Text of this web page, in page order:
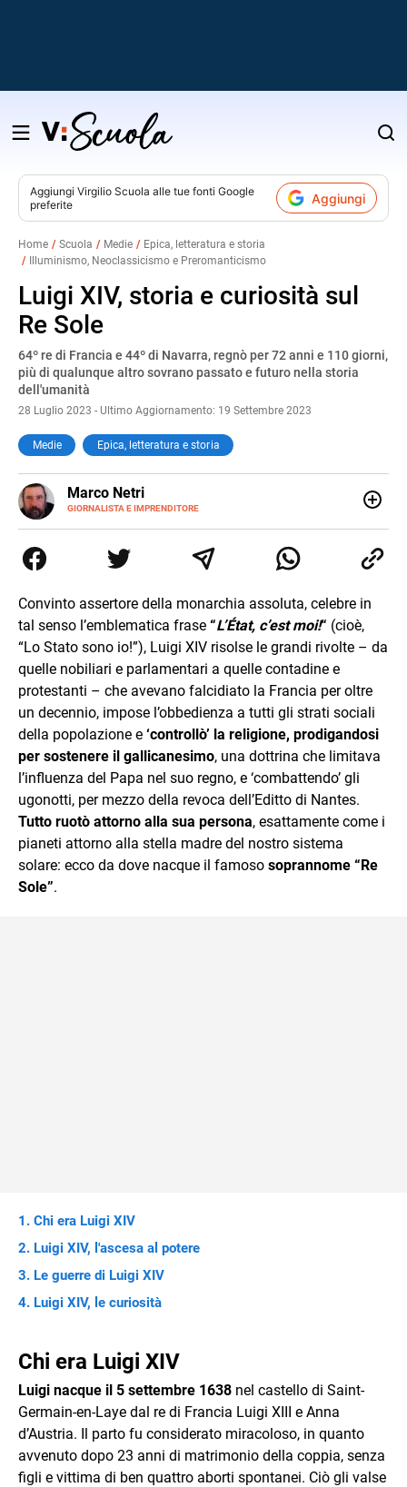
Salta
contenuto
Aggiungi Virgilio Scuola alle tue fonti Google
preferite
Aggiungi
Home Scuola Medie
Epica, letteratura e storia
Illuminismo, Neoclassicismo e Preromanticismo
Luigi XIV, storia e curiosità sul
Re Sole
64º re di Francia e 44º di Navarra, regnò per 72 anni e 110 giorni,
più di qualunque altro sovrano passato e futuro nella storia
dell'umanità
28 Luglio 2023 - Ultimo Aggiornamento: 19 Settembre 2023
Medie Epica, letteratura e storia
Marco Netri
GIORNALISTA E IMPRENDITORE
E-
MAIL
Giornalismo conseguiti alla Luiss, ho associato la
passione per la scrittura a quello per lo studio
imprenditore di me stesso.
Convinto assertore della monarchia assoluta, celebre in
tal senso l’emblematica frase “L’État, c’est moi!“ (cioè,
“Lo Stato sono io!”), Luigi XIV risolse le grandi rivolte – da
quelle nobiliari e parlamentari a quelle contadine e
protestanti – che avevano falcidiato la Francia per oltre
un decennio, impose l’obbedienza a tutti gli strati sociali
della popolazione e ‘controllò’ la religione, prodigandosi
per sostenere il gallicanesimo, una dottrina che limitava
l’influenza del Papa nel suo regno, e ‘combattendo’ gli
ugonotti, per mezzo della revoca dell’Editto di Nantes.
Tutto ruotò attorno alla sua persona, esattamente come i
pianeti attorno alla stella madre del nostro sistema
solare: ecco da dove nacque il famoso soprannome “Re
Sole”.
Chi era Luigi XIV
Luigi XIV, l'ascesa al potere
Le guerre di Luigi XIV
Luigi XIV, le curiosità
Chi era Luigi XIV
Luigi nacque il 5 settembre 1638 nel castello di Saint-
Germain-en-Laye dal re di Francia Luigi XIII e Anna
d’Austria. Il parto fu considerato miracoloso, in quanto
avvenuto dopo 23 anni di matrimonio della coppia, senza
figli e vittima di ben quattro aborti spontanei. Ciò gli valse